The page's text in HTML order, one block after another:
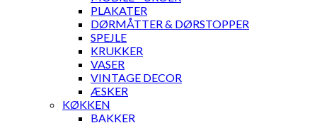
PLAKATER
DØRMÅTTER & DØRSTOPPER
SPEJLE
KRUKKER
VASER
VINTAGE DECOR
ÆSKER
KØKKEN
BAKKER